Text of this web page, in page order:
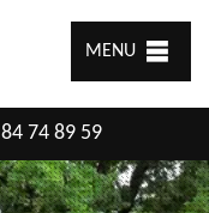
MENU
74 89 59